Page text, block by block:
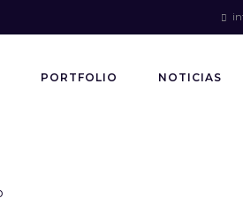
PORTFOLIO NOTICIAS